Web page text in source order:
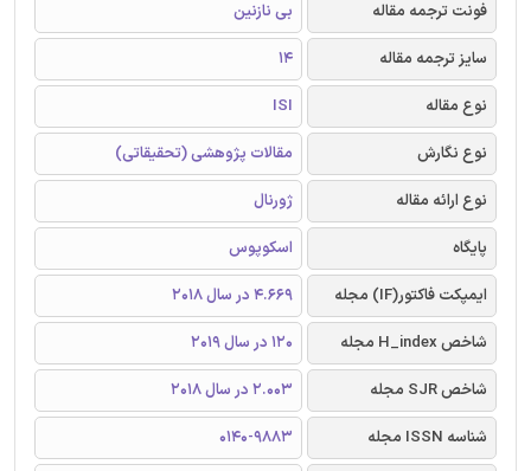
فونت ترجمه مقاله
بی نازنین
سایز ترجمه مقاله
14
نوع مقاله
ISI
نوع نگارش
مقالات پژوهشی (تحقیقاتی)
نوع ارائه مقاله
ژورنال
پایگاه
اسکوپوس
ایمپکت فاکتور(IF) مجله
4.669 در سال 2018
شاخص H_index مجله
120 در سال 2019
شاخص SJR مجله
2.003 در سال 2018
شناسه ISSN مجله
0140-9883